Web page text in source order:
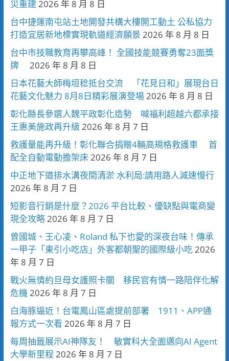
災重建 2026 年 8 月 8 日
台中捷運南屯站土地開發共構大樓開工動土 公私協力
打造宜居新地標實現軌道經濟願景 2026 年 8 月 8 日
台中市技職教育再攀高峰！ 全國技能競賽勇奪23面獎
牌
2026 年 8 月 8 日
日本花藝大師梅垣稔抵台交流 「花見日和」展現台日
花藝文化魅力 8月8日精彩展演登場2026 年 8 月 8 日
彰化縣長參選人魏平政彰化造勢 喊福利超越六都承接
王惠美施政再升級 2026 年 8 月 7 日
救護量能再升級！彰化聯合捐贈4輛高規格救護車 首
配全自動電動擔架床2026 年 8 月 7 日
中正地下道排水溝夜間清淤 水利局:請用路人減速慢行
2026 年 8 月 7 日
短影音行銷是什麼？2026 平台比較、優缺點與電商變
現全攻略2026 年 8 月 7 日
曾國城、王心凌、Roland 私下也愛的深夜台味！傳承
一甲子「東引小吃店」外客都朝聖的國際級小吃2026
年 8 月 7 日
戰火無情約旦母女護照卡關 移民官有情一路陪伴化解
危機2026 年 8 月 7 日
白海豚逼近！台電鳳山區處提前部署 1911、APP通
報方式一次看 2026 年 8 月 7 日
每周抽籤展示AI神隊友！ 敏實科大全面邁向AI Agent
大學新里程 2026 年 8 月 7 日